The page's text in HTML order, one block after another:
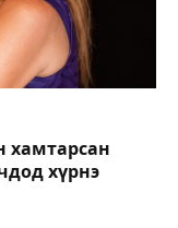
хүрнэ